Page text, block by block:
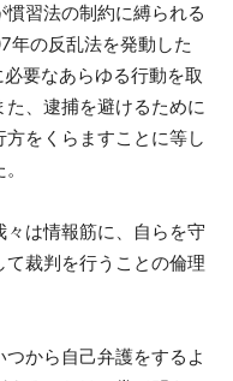
習法の制約に縛られる
年の反乱法を発動した
要なあらゆる行動を取
、逮捕を避けるために
をくらますことに等し
は情報筋に、自らを守
裁判を行うことの倫理
つから自己弁護をするよ